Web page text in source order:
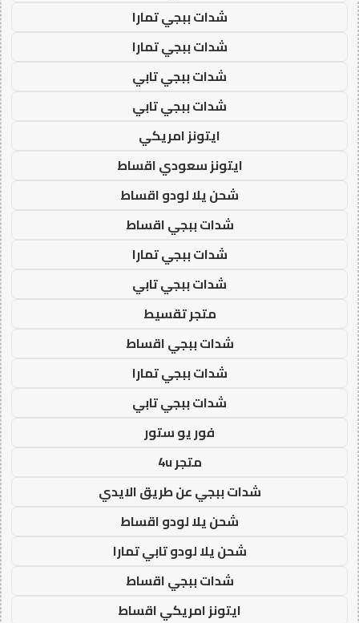
شدات ببجي تمارا
شدات ببجي تمارا
شدات ببجي تابي
شدات ببجي تابي
ايتونز امريكي
ايتونز سعودي اقساط
شحن يلا لودو اقساط
شدات ببجي اقساط
شدات ببجي تمارا
شدات ببجي تابي
متجر تقسيط
شدات ببجي اقساط
شدات ببجي تمارا
شدات ببجي تابي
فور يو ستور
متجر 4u
شدات ببجي عن طريق الايدي
شحن يلا لودو اقساط
شحن يلا لودو تابي تمارا
شدات ببجي اقساط
ايتونز امريكي اقساط